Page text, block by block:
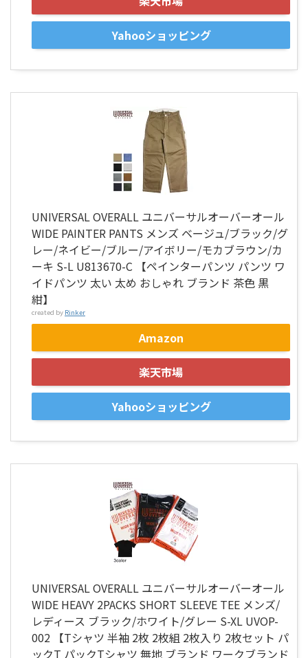
Yahooショッピング
UNIVERSAL OVERALL ユニバーサルオーバーオール
WIDE PAINTER PANTS メンズ ベージュ/ブラック/グ
レー/ネイビー/ブルー/アイボリー/モカブラウン/カ
ーキ S-L U813670-C 【ペインターパンツ パンツ ワ
イドパンツ 太い 太め おしゃれ ブランド 茶色 黒
紺】
created by Rinker
Amazon
楽天市場
Yahooショッピング
UNIVERSAL OVERALL ユニバーサルオーバーオール
WIDE HEAVY 2PACKS SHORT SLEEVE TEE メンズ/
レディース ブラック/ホワイト/グレー S-XL UVOP-
002 【Tシャツ 半袖 2枚 2枚組 2枚入り 2枚セット パ
ックT パックTシャツ 無地 ブランド ワークブランド